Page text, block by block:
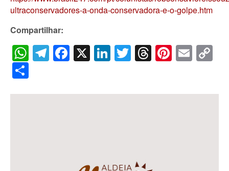
ultraconservadores-a-onda-conservadora-e-o-golpe.htm
Compartilhar:
WhatsApp
Telegram
Facebook
X LinkedIn
Twitter
Threads